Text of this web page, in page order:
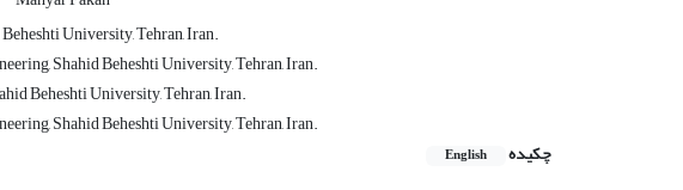
University, Tehran, Iran.
Shahid Beheshti University, Tehran, Iran.
Beheshti University, Tehran, Iran.
Shahid Beheshti University, Tehran, Iran.
چکیده
English